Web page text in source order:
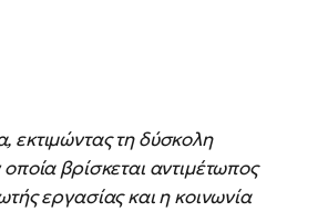
εκτιμώντας τη δύσκολη
βρίσκεται αντιμέτωπος
εργασίας και η κοινωνία